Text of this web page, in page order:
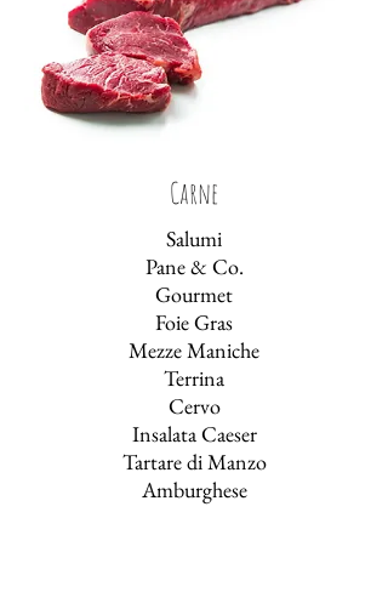
Carne
Salumi
Pane & Co.
Gourmet
Foie Gras
Mezze Maniche
Terrina
Cervo
Insalata Caeser
Tartare di Manzo
Amburghese